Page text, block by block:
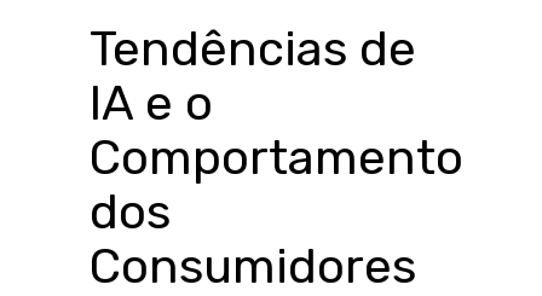
Tendências de
IA e o
Comportamento
dos
Consumidores